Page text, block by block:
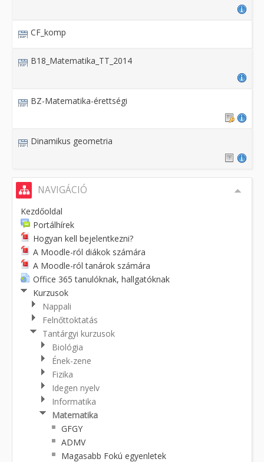
CF_komp
B18_Matematika_TT_2014
BZ-Matematika-érettségi
Dinamikus geometria
NAVIGÁCIÓ
Kezdőoldal
Portálhírek
Hogyan kell bejelentkezni?
A Moodle-ról diákok számára
A Moodle-ról tanárok számára
Office 365 tanulóknak, hallgatóknak
Kurzusok
Nappali
Felnőttoktatás
Tantárgyi kurzusok
Biológia
Ének-zene
Fizika
Idegen nyelv
Informatika
Matematika
GFGY
ADMV
Magasabb Fokú egyenletek